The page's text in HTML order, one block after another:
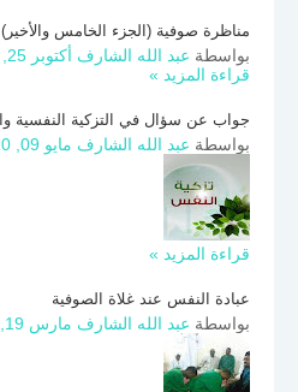
مناظرة صوفية (الجزء الخامس والأخير)
بواسطة عبد الله الشارف أكتوبر 25, 2011
قراءة المزيد »
جواب عن سؤال في التزكية النفسية
بواسطة عبد الله الشارف مايو 09, 2020
قراءة المزيد »
عبادة النفس عند غلاة الصوفية
بواسطة عبد الله الشارف مارس 19, 2015